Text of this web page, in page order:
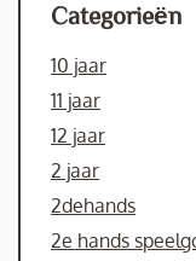
Categorieën
10 jaar
11 jaar
12 jaar
2 jaar
2dehands
2e hands